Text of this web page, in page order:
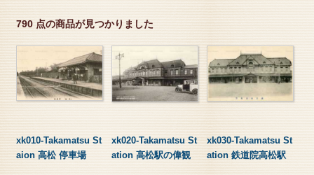
790 点の商品が見つかりました
xk010-Takamatsu St
aion 高松 停車場
xk020-Takamatsu St
ation 高松駅の偉観
xk030-Takamatsu St
ation 鉄道院高松駅